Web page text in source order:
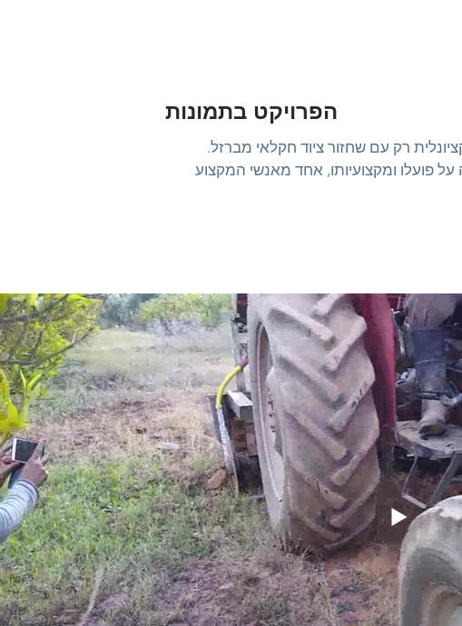
הפרויקט בתמונות
על פועלו ומקצועיותו, אחד מאנשי המקצוע